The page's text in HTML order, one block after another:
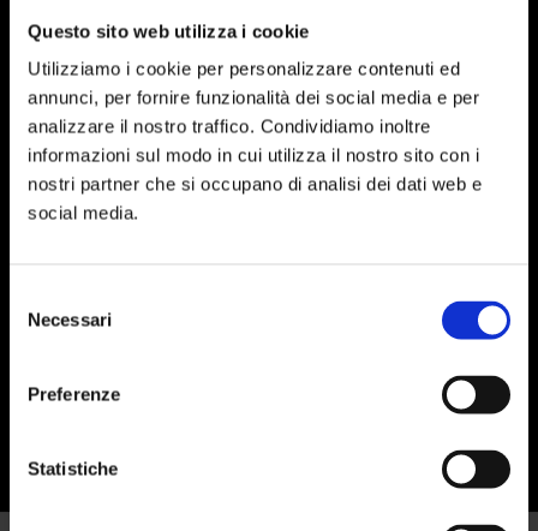
Questo sito web utilizza i cookie
Utilizziamo i cookie per personalizzare contenuti ed
annunci, per fornire funzionalità dei social media e per
analizzare il nostro traffico. Condividiamo inoltre
informazioni sul modo in cui utilizza il nostro sito con i
nostri partner che si occupano di analisi dei dati web e
social media.
delNecessari
Preferenze
Statistiche
CREMA VISO
30 ml